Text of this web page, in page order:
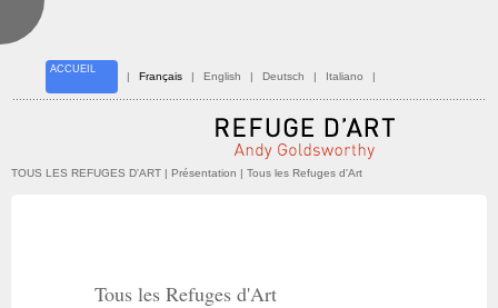
ACCUEIL
| Français | English | Deutsch | Italiano |
TOUS LES REFUGES D'ART | Présentation | Tous les Refuges d'Art
Tous les Refuges d'Art